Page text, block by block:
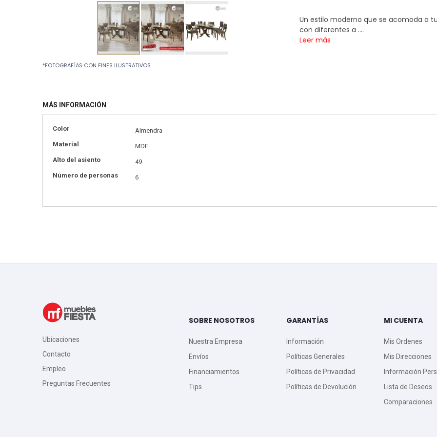
Un estilo moderno que se acomoda a
con diferentes a ....
Leer más
to
the
images
gallery
*FOTOGRAFÍAS CON FINES ILUSTRATIVOS
MÁS INFORMACIÓN
Más
Color
Almendra
Material
MDF
Alto del asiento
49
Número de personas
6
Ubicaciones
Contacto
Empleo
Preguntas Frecuentes
SOBRE NOSOTROS
Nuestra Empresa
Envíos
Financiamientos
Tips
GARANTÍAS
Información
Políticas Generales
Políticas de Privacidad
Políticas de Devolución
MI CUENTA
Mis Ordenes
Mis Direcciones
Información
Lista de Deseos
Comparaciones